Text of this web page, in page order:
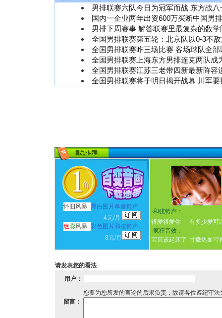
男排联赛六队今日为冠军而战 东方战
国内一企业两年出资600万买断中国男
男排下周赛事 解答联赛里最复杂的数学
全国男排联赛第五轮：北京队以0-3不
全国男排联赛昨三场比赛 客场球队全部
全国男排联赛上海东方男排连克两队成
全国男排联赛江苏三老带四新最新阵容
全国男排联赛将于明日揭开战幕 川军
怀 旧 风暴
黑白图片单音铃声
4元/月
迷彩风暴 彩色图片和弦铃声
8元/月
·和弦铃声：
很爱很爱你
有多少爱可
·疯狂音效：
宝贝该起床了 甘撒热血写
请发表您的看法
用户：
您要为您所发的言论的后果负责，故请各位遵纪守
留言：